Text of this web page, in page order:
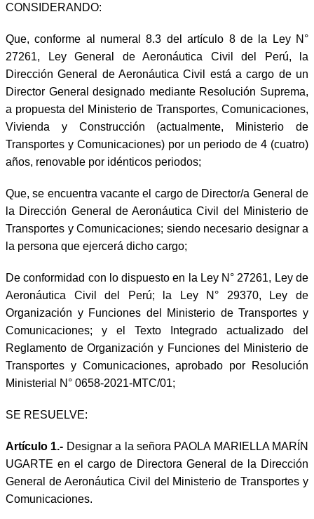
CONSIDERANDO:
Que, conforme al numeral 8.3 del artículo 8 de la Ley N°
27261, Ley General de Aeronáutica Civil del Perú, la
Dirección General de Aeronáutica Civil está a cargo de un
Director General designado mediante Resolución Suprema,
a propuesta del Ministerio de Transportes, Comunicaciones,
Vivienda y Construcción (actualmente, Ministerio de
Transportes y Comunicaciones) por un periodo de 4 (cuatro)
años, renovable por idénticos periodos;
Que, se encuentra vacante el cargo de Director/a General de
la Dirección General de Aeronáutica Civil del Ministerio de
Transportes y Comunicaciones; siendo necesario designar a
la persona que ejercerá dicho cargo;
De conformidad con lo dispuesto en la Ley N° 27261, Ley de
Aeronáutica Civil del Perú; la Ley N° 29370, Ley de
Organización y Funciones del Ministerio de Transportes y
Comunicaciones; y el Texto Integrado actualizado del
Reglamento de Organización y Funciones del Ministerio de
Transportes y Comunicaciones, aprobado por Resolución
Ministerial N° 0658-2021-MTC/01;
SE RESUELVE:
Artículo 1.- Designar a la señora PAOLA MARIELLA MARÍN
UGARTE en el cargo de Directora General de la Dirección
General de Aeronáutica Civil del Ministerio de Transportes y
Comunicaciones.